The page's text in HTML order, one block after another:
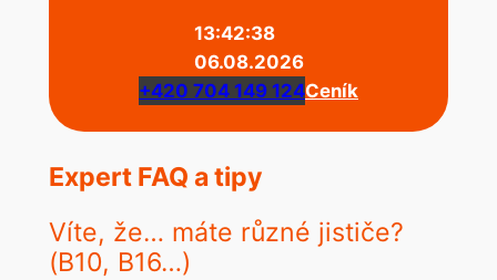
13:42:38
06.08.2026
+420 704 149 124Ceník
Expert FAQ a tipy
Víte, že… máte různé jističe?
(B10, B16…)